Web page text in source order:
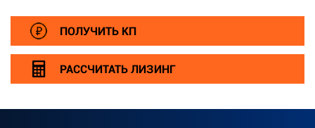
ПОЛУЧИТЬ КП
РАССЧИТАТЬ ЛИЗИНГ